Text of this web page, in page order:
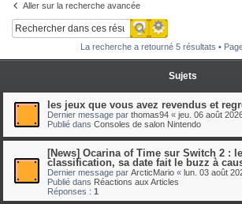
Aller sur la recherche avancée
Rechercher
Recherche
La recherche a retourné 5 résultats •
Sujets
les jeux que vous avez revendus et
Dernier message par thomas94 « jeu. 06 août
Publié dans Consoles de salon Nintendo
[News] Ocarina of Time sur Switch 2 :
classification, sa date fait le buzz à
Dernier message par ArcticMario « lun. 03 août
Publié dans Réactions aux Articles
Réponses : 1